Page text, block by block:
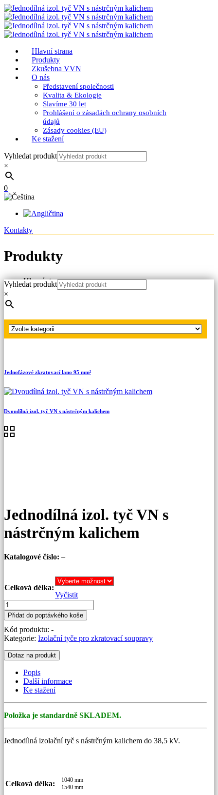
Hlavní strana
Produkty
Zkušebna VVN
O nás
Představení společnosti
Kvalita & Ekologie
Slavíme 30 let
Prohlášení o zásadách ochrany osobních
údajů
Zásady cookies (EU)
Ke stažení
Vyhledat produkt
×
0
Kontakty
Produkty
Hlavní strana
Produkty
Vyhledat produkt
×
Jednofázové zkratovací lano 95 mm²
Dvoudílná izol. tyč VN s nástrčným kalichem
Jednodílná izol. tyč VN s
nástrčným kalichem
Katalogové číslo: –
Celková délka:
Vyčistit
Jednodílná
izol.
tyč
VN
s
kalichem
Přidat do poptávkého koše
Kód produktu: -
Kategorie: Izolační tyče pro zkratovací soupravy
Dotaz na produkt
Popis
Další informace
Ke stažení
Položka je standardně SKLADEM.
Jednodílná izolační tyč s nástrčným kalichem do 38,5 kV.
Celková délka:
1040 mm
1540 mm